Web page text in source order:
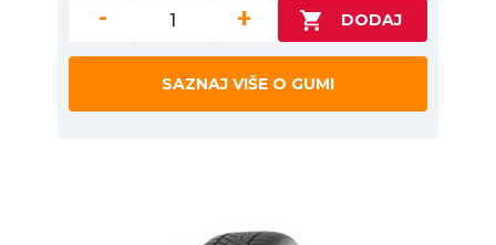
- +
SAZNAJ VIŠE O GUMI